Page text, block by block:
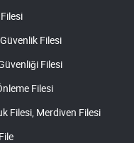
Filesi
Filesi
Filesi
Filesi, Merdiven Filesi